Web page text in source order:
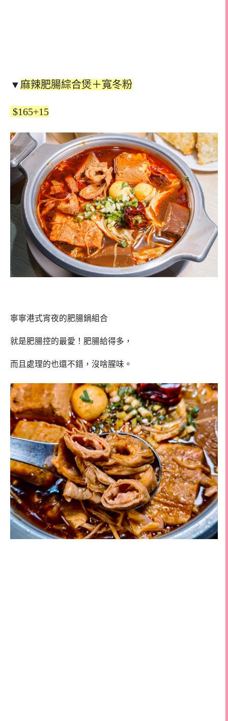
▼ 麻辣肥腸綜合煲＋寬冬粉
$165+15
寧寧港式宵夜的肥腸鍋組合
就是肥腸控的最愛！肥腸給得多，
而且處理的也還不錯，沒啥腥味。